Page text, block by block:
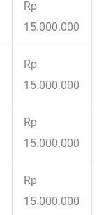
Rp
15.000.000
Rp
15.000.000
Rp
15.000.000
Rp
15.000.000